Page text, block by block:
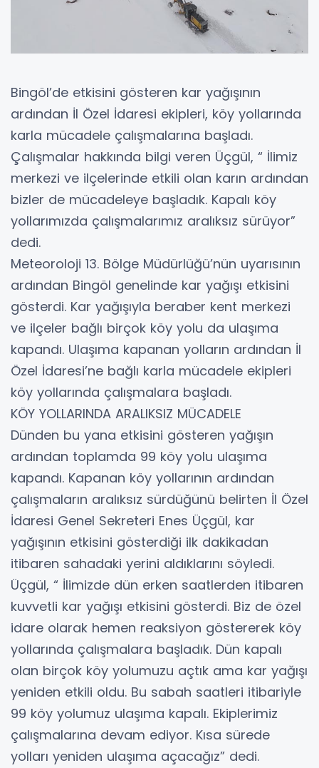
Bingöl’de etkisini gösteren kar yağışının
ardından İl Özel İdaresi ekipleri, köy yollarında
karla mücadele çalışmalarına başladı.
Çalışmalar hakkında bilgi veren Üçgül, “ İlimiz
merkezi ve ilçelerinde etkili olan karın ardından
bizler de mücadeleye başladık. Kapalı köy
yollarımızda çalışmalarımız aralıksız sürüyor”
dedi.
Meteoroloji 13. Bölge Müdürlüğü’nün uyarısının
ardından Bingöl genelinde kar yağışı etkisini
gösterdi. Kar yağışıyla beraber kent merkezi
ve ilçeler bağlı birçok köy yolu da ulaşıma
kapandı. Ulaşıma kapanan yolların ardından İl
Özel İdaresi’ne bağlı karla mücadele ekipleri
köy yollarında çalışmalara başladı.
KÖY YOLLARINDA ARALIKSIZ MÜCADELE
Dünden bu yana etkisini gösteren yağışın
ardından toplamda 99 köy yolu ulaşıma
kapandı. Kapanan köy yollarının ardından
çalışmaların aralıksız sürdüğünü belirten İl Özel
İdaresi Genel Sekreteri Enes Üçgül, kar
yağışının etkisini gösterdiği ilk dakikadan
itibaren sahadaki yerini aldıklarını söyledi.
Üçgül, “ İlimizde dün erken saatlerden itibaren
kuvvetli kar yağışı etkisini gösterdi. Biz de özel
idare olarak hemen reaksiyon göstererek köy
yollarında çalışmalara başladık. Dün kapalı
olan birçok köy yolumuzu açtık ama kar yağışı
yeniden etkili oldu. Bu sabah saatleri itibariyle
99 köy yolumuz ulaşıma kapalı. Ekiplerimiz
çalışmalarına devam ediyor. Kısa sürede
yolları yeniden ulaşıma açacağız” dedi.